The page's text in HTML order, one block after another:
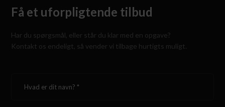
Få et uforpligtende tilbud
Har du spørgsmål, eller står du klar med en opgave?
Kontakt os endeligt, så vender vi tilbage hurtigts muligt.